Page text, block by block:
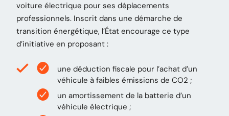
voiture électrique pour ses déplacements
professionnels. Inscrit dans une démarche de
transition énergétique, l’État encourage ce type
d’initiative en proposant :
une déduction fiscale pour l’achat d’un
véhicule à faibles émissions de CO2 ;
un amortissement de la batterie d’un
véhicule électrique ;